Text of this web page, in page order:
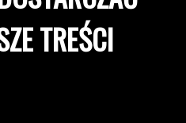
TREŚCI